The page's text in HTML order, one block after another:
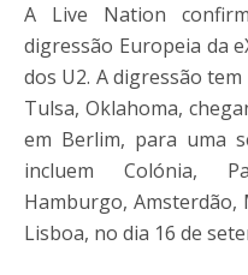
A Live Nation
digressão Europeia da
dos U2. A digressão
Tulsa, Oklahoma,
em Berlim, para uma
incluem Colónia,
Hamburgo, Amsterdão,
Lisboa, no dia 16 de